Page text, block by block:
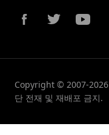
Copyright © 2007-
단 전재 및 재배포 금지.